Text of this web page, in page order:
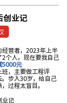
创业记
营者，2023年上半
个人，现在要我自己
5000元
，主要做工程评
步入30岁，给自己
过程太盲目。